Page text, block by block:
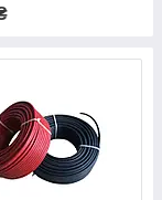
8 модулів